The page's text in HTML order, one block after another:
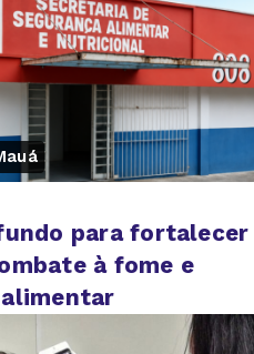
para fortalecer
à fome e